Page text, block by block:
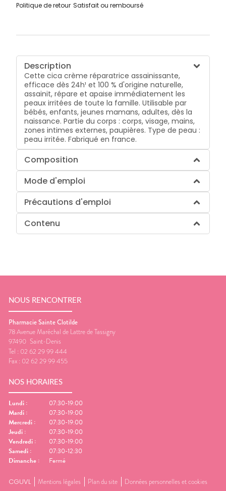
Politique de retour Satisfait ou remboursé
Description
Cette cica crème réparatrice assainissante,
efficace dès 24h¹ et 100 % d'origine naturelle,
assainit, répare et apaise immédiatement les
peaux irritées de toute la famille. Utilisable par
bébés, enfants, jeunes mamans, adultes, dès la
naissance. Partie du corps : corps, visage, mains,
zones intimes externes, paupières. Type de peau :
peau irritée. Fabriqué en france.
Composition
Mode d'emploi
Précautions d'emploi
Contenu
NOUS RENCONTRER
Pharmacie Sainte Clotilde
78 Avenue Maréchal de Lattre de Tassigny
97490 Saint-Denis
Tel : 02 62 29 99 444
Fax : 02 62 29 99 455
NOS HORAIRES
Lundi :
07:30-19:00
Mardi :
07:30-19:00
Mercredi :
07:30-19:00
Jeudi :
07:30-19:00
Vendredi :
07:30-19:00
Samedi :
07:30-12:30
Dimanche : Fermé
CGUVL Mentions légales Plan du site Données personnelles et cookies